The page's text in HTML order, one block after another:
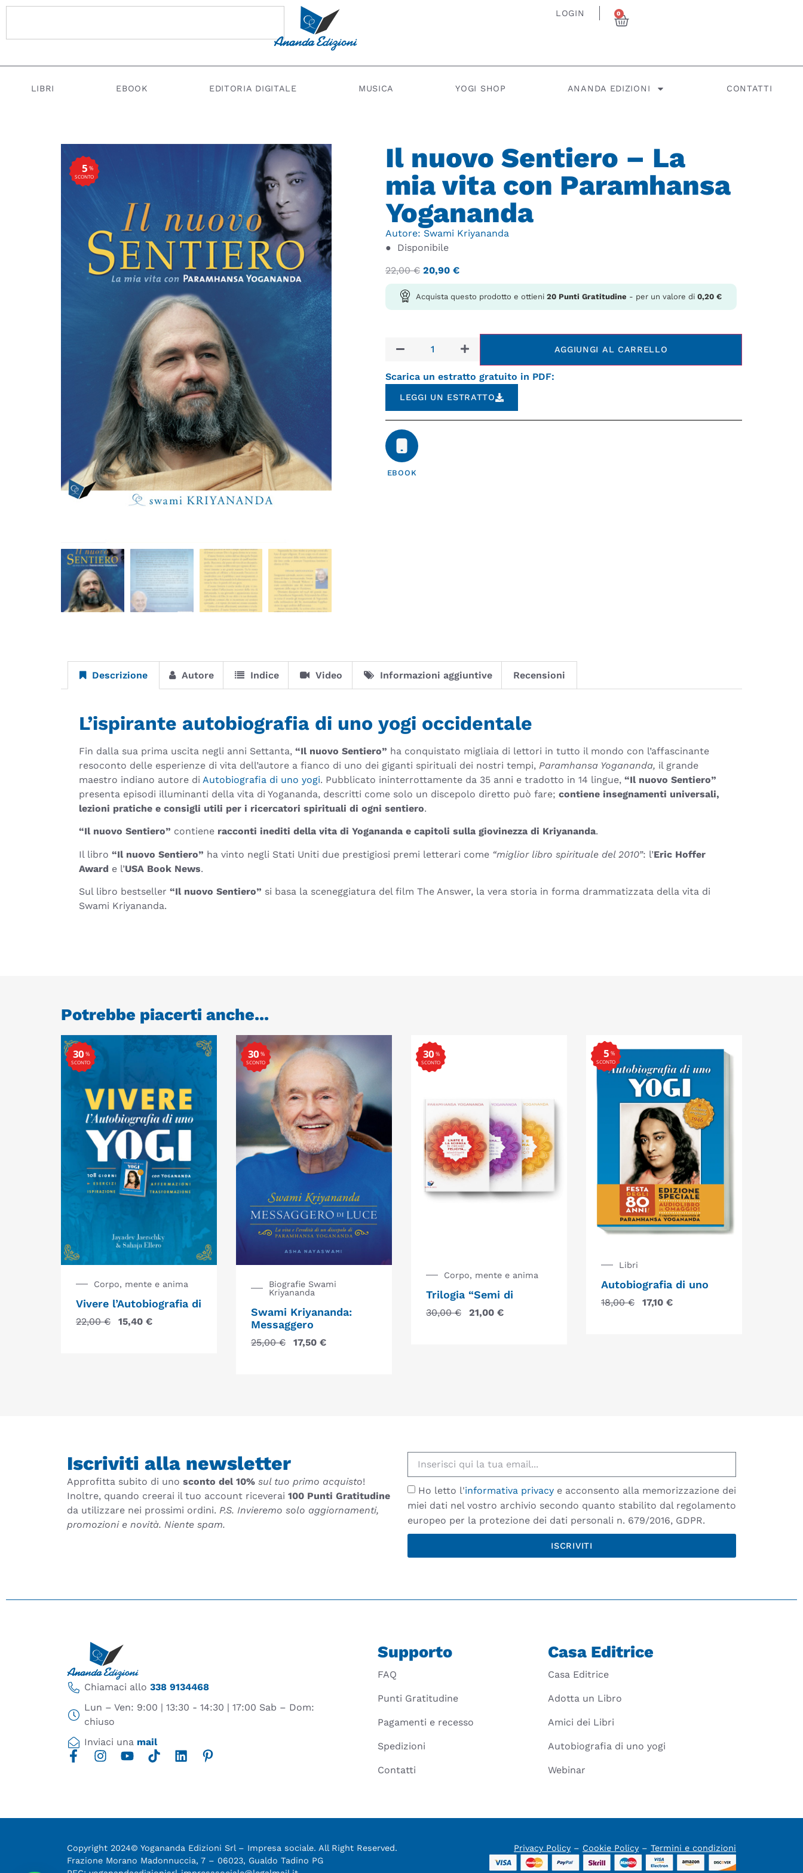
LOGIN 0
LIBRI EBOOK EDITORIA DIGITALE MUSICA YOGI SHOP ANANDA EDIZIONI CONTATTI
Il nuovo Sentiero – La
mia vita con Paramhansa
Yogananda
Autore: Swami Kriyananda
●
Disponibile
22,00€ 20,90 €
Acquista questo prodotto e ottieni 20 Punti Gratitudine - per un valore di 0,20 €
AGGIUNGI AL CARRELLO
Scarica un estratto gratuito in PDF:
LEGGI UN ESTRATTO
EBOOK
Descrizione Autore Indice Video Informazioni aggiuntive Recensioni
L’ispirante autobiografia di uno yogi occidentale
Fin dalla sua prima uscita negli anni Settanta, “Il nuovo Sentiero” ha conquistato migliaia di lettori in tutto il mondo con l’affascinante
resoconto delle esperienze di vita dell’autore a fianco di uno dei giganti spirituali dei nostri tempi, Paramhansa Yogananda, il grande
maestro indiano autore di Autobiografia di uno yogi. Pubblicato ininterrottamente da 35 anni e tradotto in 14 lingue, “Il nuovo Sentiero”
presenta episodi illuminanti della vita di Yogananda, descritti come solo un discepolo diretto può fare; contiene insegnamenti universali,
lezioni pratiche e consigli utili per i ricercatori spirituali di ogni sentiero.
“Il nuovo Sentiero” contiene racconti inediti della vita di Yogananda e capitoli sulla giovinezza di Kriyananda.
Il libro “Il nuovo Sentiero” ha vinto negli Stati Uniti due prestigiosi premi letterari come “miglior libro spirituale del 2010”: l’Eric Hoffer
Award e l’USA Book News.
Sul libro bestseller “Il nuovo Sentiero” si basa la sceneggiatura del film The Answer, la vera storia in forma drammatizzata della vita di
Swami Kriyananda.
Potrebbe piacerti anche...
Corpo, mente e anima
Vivere l’Autobiografia di
22,00€ 15,40 €
Biografie Swami
Kriyananda
Swami Kriyananda:
Messaggero
25,00€ 17,50 €
Corpo, mente e anima
Trilogia “Semi di
30,00€ 21,00 €
Libri
Autobiografia di uno
18,00€ 17,10 €
Iscriviti alla newsletter
Approfitta subito di uno sconto del 10% sul tuo primo acquisto!
Inoltre, quando creerai il tuo account riceverai 100 Punti Gratitudine
da utilizzare nei prossimi ordini. P.S. Invieremo solo aggiornamenti,
promozioni e novità. Niente spam.
Ho letto l'informativa privacy e acconsento alla memorizzazione dei
miei dati nel vostro archivio secondo quanto stabilito dal regolamento
europeo per la protezione dei dati personali n. 679/2016, GDPR.
ISCRIVITI
Chiamaci allo 338 9134468
Lun – Ven: 9:00 | 13:30 - 14:30 | 17:00 Sab – Dom:
chiuso
Inviaci una mail
Supporto
FAQ
Punti Gratitudine
Pagamenti e recesso
Spedizioni
Contatti
Casa Editrice
Casa Editrice
Adotta un Libro
Amici dei Libri
Autobiografia di uno yogi
Webinar
Copyright 2024© Yogananda Edizioni Srl – Impresa sociale. All Right Reserved.
Frazione Morano Madonnuccia, 7 – 06023, Gualdo Tadino PG
Privacy Policy – Cookie Policy – Termini e condizioni
%
SCONTO
5
%
SCONTO
30 %
SCONTO
30 %
SCONTO
30 %
SCONTO
5